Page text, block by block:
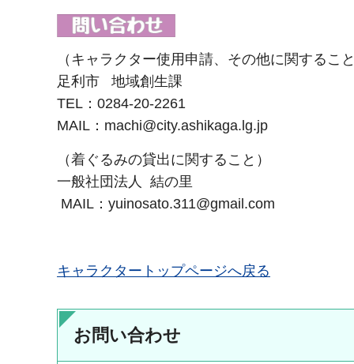
（キャラクター使用申請、その他に関するこ
足利市 地域創生課
TEL：0284-20-2261
MAIL：machi@city.ashikaga.lg.jp
（着ぐるみの貸出に関すること）
一般社団法人 結の里
MAIL：yuinosato.311@gmail.com
キャラクタートップページへ戻る
お問い合わせ